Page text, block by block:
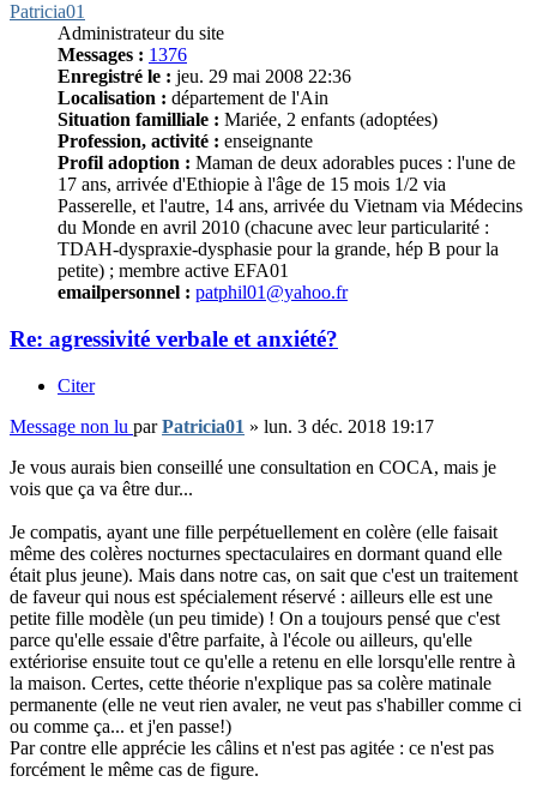
Patricia01
Administrateur du site
Messages : 1376
Enregistré le : jeu. 29 mai 2008 22:36
Localisation : département de l'Ain
Situation familliale : Mariée, 2 enfants (adoptées)
Profession, activité : enseignante
Profil adoption : Maman de deux adorables puces : l'une de
17 ans, arrivée d'Ethiopie à l'âge de 15 mois 1/2 via
Passerelle, et l'autre, 14 ans, arrivée du Vietnam via Médecins
du Monde en avril 2010 (chacune avec leur particularité :
TDAH-dyspraxie-dysphasie pour la grande, hép B pour la
petite) ; membre active EFA01
emailpersonnel : patphil01@yahoo.fr
Re: agressivité verbale et anxiété?
Citer
Message non lu parPatricia01 » lun. 3 déc. 2018 19:17
Je vous aurais bien conseillé une consultation en COCA, mais je
vois que ça va être dur...
Je compatis, ayant une fille perpétuellement en colère (elle faisait
même des colères nocturnes spectaculaires en dormant quand elle
était plus jeune). Mais dans notre cas, on sait que c'est un traitement
de faveur qui nous est spécialement réservé : ailleurs elle est une
petite fille modèle (un peu timide) ! On a toujours pensé que c'est
parce qu'elle essaie d'être parfaite, à l'école ou ailleurs, qu'elle
extériorise ensuite tout ce qu'elle a retenu en elle lorsqu'elle rentre à
la maison. Certes, cette théorie n'explique pas sa colère matinale
permanente (elle ne veut rien avaler, ne veut pas s'habiller comme ci
ou comme ça... et j'en passe!)
Par contre elle apprécie les câlins et n'est pas agitée : ce n'est pas
forcément le même cas de figure.